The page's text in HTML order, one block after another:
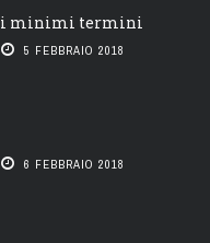
minimi termini
5 FEBBRAIO 2018
6 FEBBRAIO 2018